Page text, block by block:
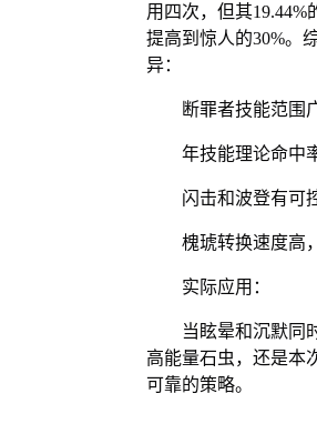
用四次，但其
提高到惊人的30%。
异：
断罪者技能范围
年技能理论命中
闪击和波登有可
槐琥转换速度高
实际应用：
当眩晕和沉默同
高能量石虫，还是本
可靠的策略。